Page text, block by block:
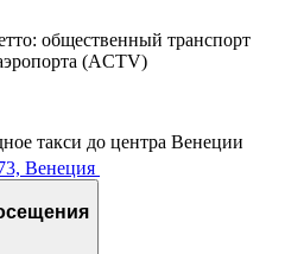
общественный транспорт
(ACTV)
такси до центра Венеции
Венеция